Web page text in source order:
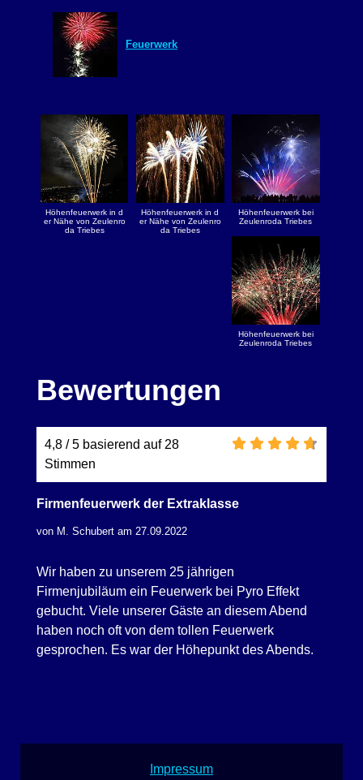
Feuerwerk
Höhenfeuerwerk in d
er Nähe von Zeulenro
da Triebes
Höhenfeuerwerk in d
er Nähe von Zeulenro
da Triebes
Höhenfeuerwerk bei
Zeulenroda Triebes
Höhenfeuerwerk bei
Zeulenroda Triebes
Bewertungen
4,8 / 5 basierend auf 28
Stimmen
Firmenfeuerwerk der Extraklasse
von M. Schubert am 27.09.2022
Wir haben zu unserem 25 jährigen
Firmenjubiläum ein Feuerwerk bei Pyro Effekt
gebucht. Viele unserer Gäste an diesem Abend
haben noch oft von dem tollen Feuerwerk
gesprochen. Es war der Höhepunkt des Abends.
Impressum